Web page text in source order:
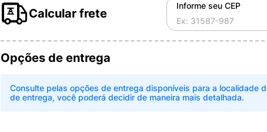
Calcular frete
Informe seu CEP
Opções de entrega
Consulte pelas opções de entrega disponíveis para a localidade
de entrega, você poderá decidir de maneira mais detalhada.